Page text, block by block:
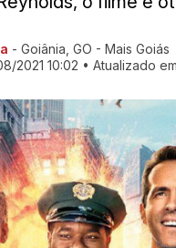
- Goiânia, GO - Mais Goiás
2021 10:02 • Atualizado